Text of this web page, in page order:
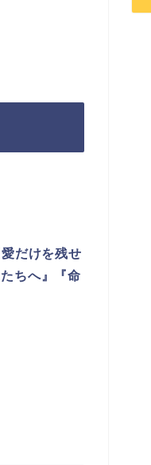
だけを残せ
ちへ』『命